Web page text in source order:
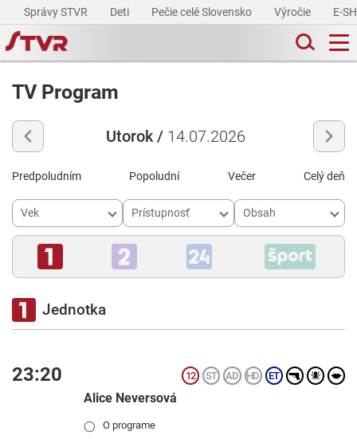
Správy STVR Deti Pečie celé Slovensko Výročie E-
TV Program
Utorok / 14.07.2026
Predpoludním Popoludní Večer Celý deň
Vek Prístupnosť Obsah
Jednotka
23:20
Alice Neversová
◯ O programe